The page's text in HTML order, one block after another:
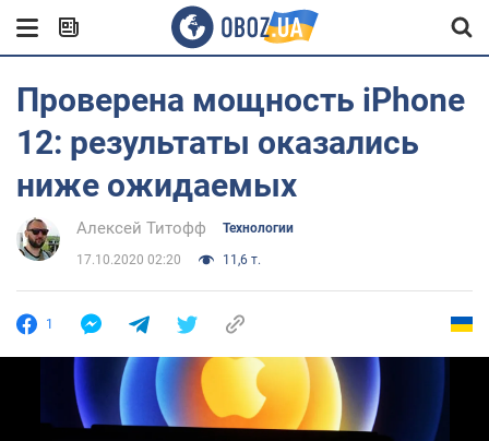
Проверена мощность iPhone
12: результаты оказались
ниже ожидаемых
Алексей Титофф Технологии
17.10.2020 02:20 11,6 т.
1